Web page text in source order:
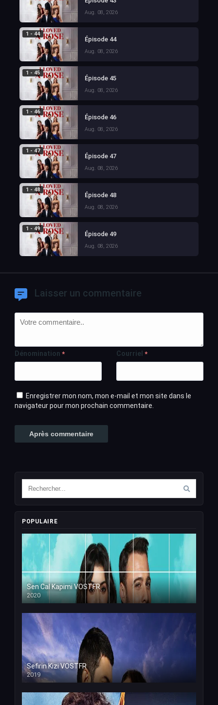
Aug. 08, 2026
1 - 44
Épisode 44
Aug. 08, 2026
1 - 45
Épisode 45
Aug. 08, 2026
1 - 46
Épisode 46
Aug. 08, 2026
1 - 47
Épisode 47
Aug. 08, 2026
1 - 48
Épisode 48
Aug. 08, 2026
1 - 49
Épisode 49
Aug. 08, 2026
Laisser un commentaire
Dénomination * Courriel *
Enregistrer mon nom, mon e-mail et mon site dans le
navigateur pour mon prochain commentaire.
POPULAIRE
Sen Cal Kapimi VOSTFR
2020
Sefirin Kizi VOSTFR
2019